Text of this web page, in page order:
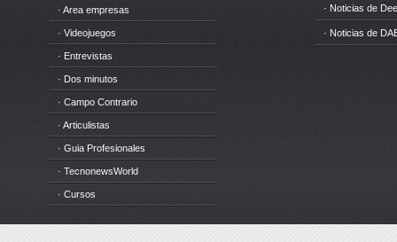
· Area empresas
· Videojuegos
· Entrevistas
· Dos minutos
· Campo Contrario
· Articulistas
· Guia Profesionales
· TecnonewsWorld
· Cursos
· Noticias de
· Noticias de